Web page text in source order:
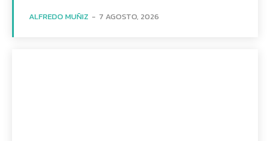
ALFREDO MUÑIZ - 7 AGOSTO, 2026